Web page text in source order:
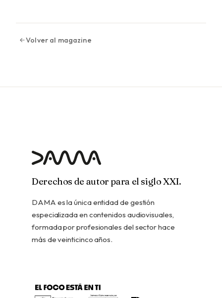
Volver al magazine
Derechos de autor para el siglo XXI.
DAMA es la única entidad de gestión
especializada en contenidos audiovisuales,
formada por profesionales del sector hace
más de veinticinco años.